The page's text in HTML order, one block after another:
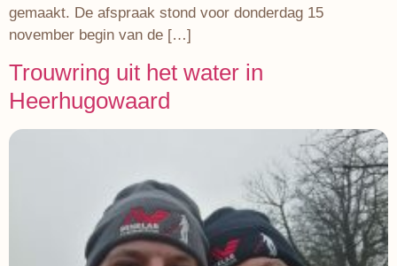
gemaakt. De afspraak stond voor donderdag 15
november begin van de […]
Trouwring uit het water in
Heerhugowaard